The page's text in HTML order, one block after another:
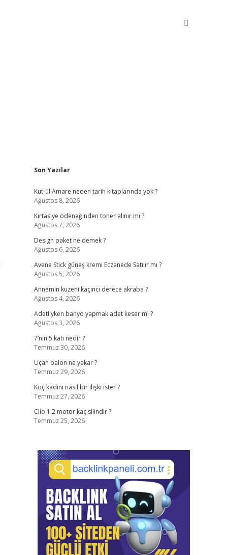
Sidebar
Son Yazılar
Kut-ül Amare neden tarih kitaplarında yok ?
Ağustos 8, 2026
Kırtasiye ödeneğinden toner alınır mı ?
Ağustos 7, 2026
Design paket ne demek ?
Ağustos 6, 2026
Avene Stick güneş kremi Eczanede Satılır mı ?
Ağustos 5, 2026
Annemin kuzeni kaçıncı derece akraba ?
Ağustos 4, 2026
Adetliyken banyo yapmak adet keser mi ?
Ağustos 3, 2026
7’nin 5 katı nedir ?
Temmuz 30, 2026
Uçan balon ne yakar ?
Temmuz 29, 2026
Koç kadını nasıl bir ilişki ister ?
Temmuz 27, 2026
Clio 1.2 motor kaç silindir ?
Temmuz 25, 2026